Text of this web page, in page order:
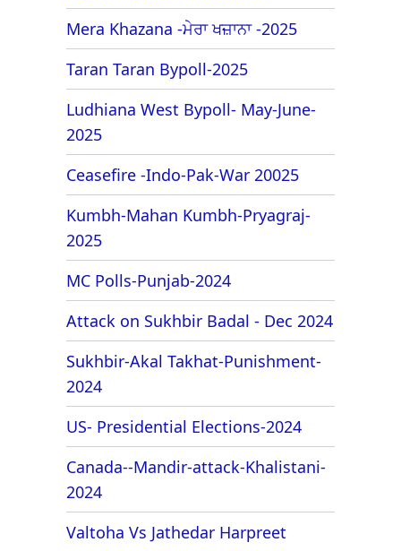
Mera Khazana -ਮੇਰਾ ਖਜ਼ਾਨਾ -2025
Taran Taran Bypoll-2025
Ludhiana West Bypoll- May-June-
2025
Ceasefire -Indo-Pak-War 20025
Kumbh-Mahan Kumbh-Pryagraj-
2025
MC Polls-Punjab-2024
Attack on Sukhbir Badal - Dec 2024
Sukhbir-Akal Takhat-Punishment-
2024
US- Presidential Elections-2024
Canada--Mandir-attack-Khalistani-
2024
Valtoha Vs Jathedar Harpreet